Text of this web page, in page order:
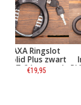
AXA
Insteekkabel
RLN/Newton 150
€15,95